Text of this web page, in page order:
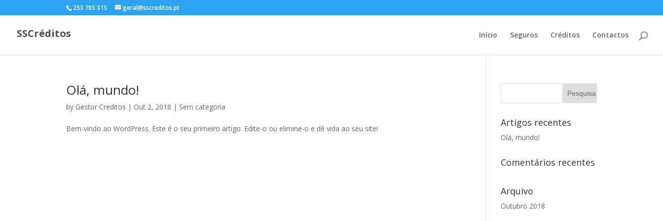
253 785 315 geral@sscreditos.pt
SSCréditos Início Seguros Créditos Contactos
Olá, mundo!
by Gestor Creditos | Out 2, 2018 | Sem categoria
Bem-vindo ao WordPress. Este é o seu primeiro artigo. Edite-o ou elimine-o e dê vida ao seu site!
Artigos recentes
Olá, mundo!
Comentários recentes
Arquivo
Outubro 2018